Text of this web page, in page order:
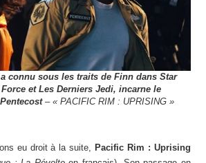
connu sous les traits de Finn dans Star
et Les Derniers Jedi, incarne le
– « PACIFIC RIM : UPRISING »
eu droit à la suite,
Pacific Rim : Uprising